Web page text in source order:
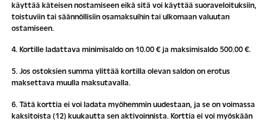
käyttää käteisen nostamiseen eikä sitä voi käyttää suoraveloituksiin,
toistuviin tai säännöllisiin osamaksuihin tai ulkomaan valuutan
ostamiseen.
4. Kortille ladattava minimisaldo on 10.00 € ja maksimisaldo 500.00 €.
5. Jos ostoksien summa ylittää kortilla olevan saldon on erotus
maksettava muulla maksutavalla.
6. Tätä korttia ei voi ladata myöhemmin uudestaan, ja se on voimassa
kaksitoista (12) kuukautta sen aktivoinnista. Korttia ei voi myöskään